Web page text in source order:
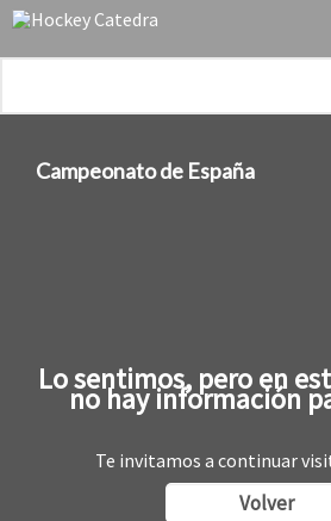
Campeonato de España
Lo sentimos, pero en
no hay información
Te invitamos a continuar
Volver